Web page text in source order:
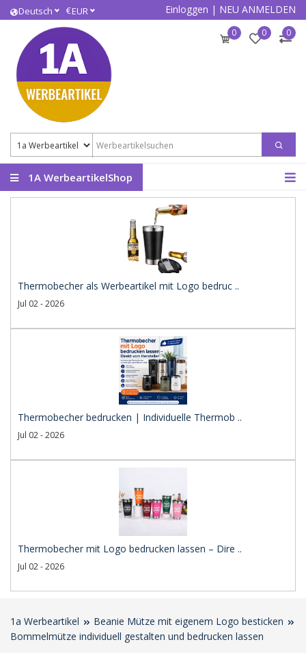
Deutsch €EUR Einloggen | NEU ANMELDEN
0 0 0
1A WerbeartikelShop
Thermobecher als Werbeartikel mit Logo bedruc ..
Jul 02 - 2026
Thermobecher bedrucken | Individuelle Thermob ..
Jul 02 - 2026
Thermobecher mit Logo bedrucken lassen – Dire ..
Jul 02 - 2026
1a Werbeartikel
Beanie Mütze mit eigenem Logo besticken
Bommelmütze individuell gestalten und bedrucken lassen